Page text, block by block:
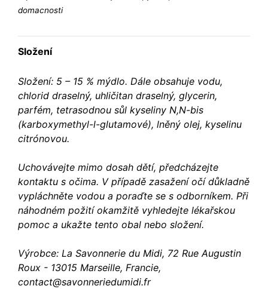
domacnosti
Složení
Složení: 5 – 15 % mýdlo. Dále obsahuje vodu,
chlorid draselný, uhličitan draselný, glycerin,
parfém, tetrasodnou sůl kyseliny N,N-bis
(karboxymethyl-l-glutamové), lněný olej, kyselinu
citrónovou.
Uchovávejte mimo dosah dětí, předcházejte
kontaktu s očima. V případě zasažení očí důkladně
vypláchněte vodou a poraďte se s odborníkem. Při
náhodném požití okamžitě vyhledejte lékařskou
pomoc a ukažte tento obal nebo složení.
Výrobce: La Savonnerie du Midi, 72 Rue Augustin
Roux - 13015 Marseille, Francie,
contact@savonneriedumidi.fr